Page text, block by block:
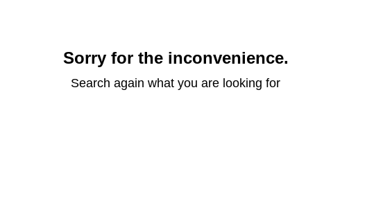
Sorry for the inconvenience.
Search again what you are looking for